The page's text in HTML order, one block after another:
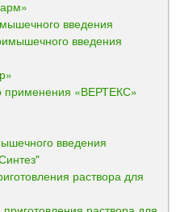
введения
введения
применения «ВЕРТЕКС»
введения
раствора для